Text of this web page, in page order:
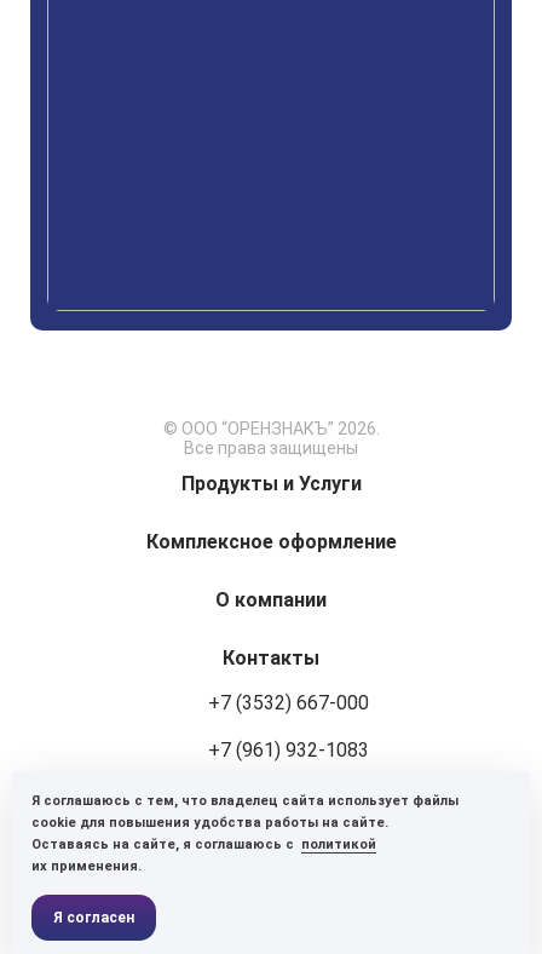
© ООО “ОРЕНЗНАКЪ” 2026.
Все права защищены
Продукты и Услуги
Комплексное оформление
О компании
Контакты
+7 (3532) 667-000
+7 (961) 932-1083
460048, г. Оренбург, ул. Авторемонтная, 8
Я соглашаюсь с тем, что владелец сайта использует файлы
cookie для повышения удобства работы на сайте.
Оставаясь на сайте, я соглашаюсь с политикой
их применения.
Я согласен